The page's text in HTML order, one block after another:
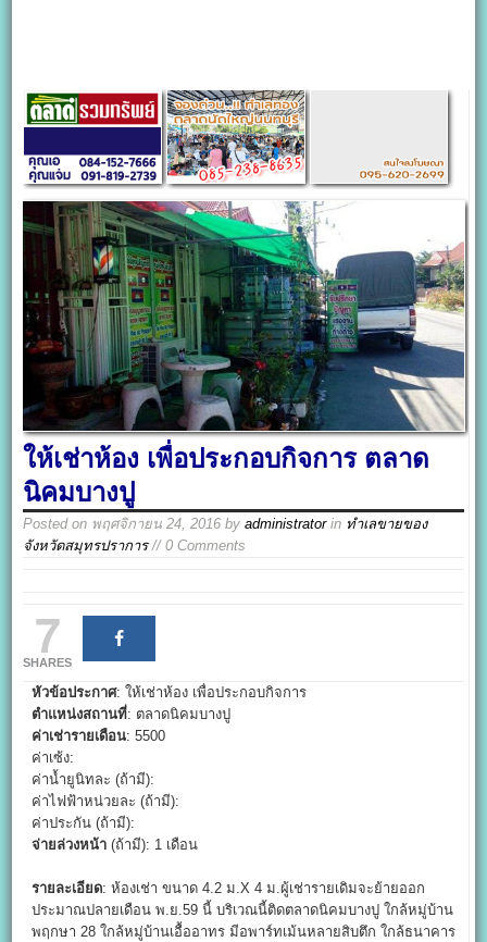
ให้เช่าห้อง เพื่อประกอบกิจการ ตลาด
นิคมบางปู
Posted on พฤศจิกายน 24, 2016 byadministratorin ทำเลขายของ
จังหวัดสมุทรปราการ// 0 Comments
7
SHARES
หัวข้อประกาศ: ให้เช่าห้อง เพื่อประกอบกิจการ
ตำแหน่งสถานที่: ตลาดนิคมบางปู
ค่าเช่ารายเดือน: 5500
ค่าเซ้ง:
ค่าน้ำยูนิทละ (ถ้ามี):
ค่าไฟฟ้าหน่วยละ (ถ้ามี):
ค่าประกัน (ถ้ามี):
จ่ายล่วงหน้า (ถ้ามี): 1 เดือน
รายละเอียด: ห้องเช่า ขนาด 4.2 ม.X 4 ม.ผู้เช่ารายเดิมจะย้ายออก
ประมาณปลายเดือน พ.ย.59 นี้ บริเวณนี้ติดตลาดนิคมบางปู ใกล้หมู่บ้าน
พฤกษา 28 ใกล้หมู่บ้านเอื้ออาทร มีอพาร์ทเม้นหลายสิบตึก ใกล้ธนาคาร